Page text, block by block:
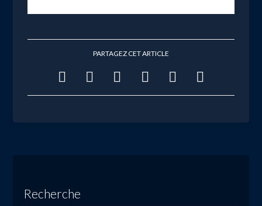
PARTAGEZ CET ARTICLE
Recherche